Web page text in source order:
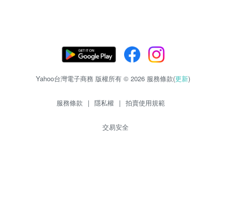
Yahoo台灣電子商務 版權所有 © 2026 服務條款(更新)
服務條款 | 隱私權 | 拍賣使用規範
交易安全